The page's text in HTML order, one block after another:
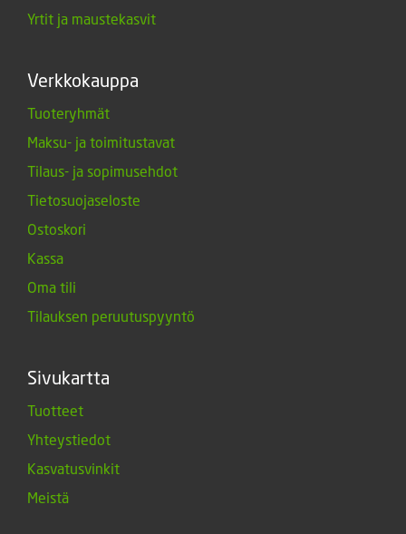
Yrtit ja maustekasvit
Verkkokauppa
Tuoteryhmät
Maksu- ja toimitustavat
Tilaus- ja sopimusehdot
Tietosuojaseloste
Ostoskori
Kassa
Oma tili
Tilauksen peruutuspyyntö
Sivukartta
Tuotteet
Yhteystiedot
Kasvatusvinkit
Meistä